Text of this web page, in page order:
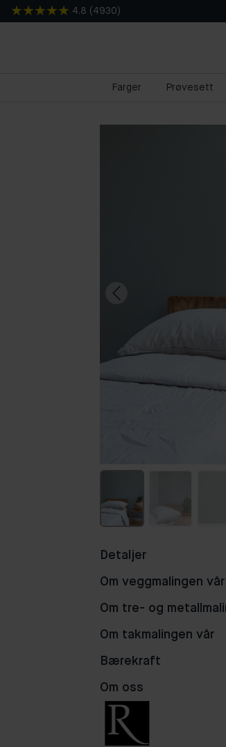
4.8 ( 4930 )
Farger Prøvesett
Detaljer
Om veggmalingen vår
Om tre- og
Om takmalingen vår
Bærekraft
Om oss